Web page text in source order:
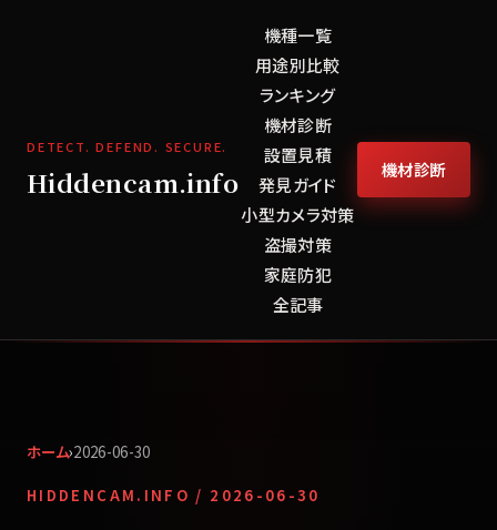
DETECT. DEFEND. SECURE.
Hiddencam.info
機種一覧
用途別比較
ランキング
機材診断
設置見積
発見ガイド
小型カメラ対策
盗撮対策
家庭防犯
全記事
機材診断
ホーム›2026-06-30
HIDDENCAM.INFO / 2026-06-30